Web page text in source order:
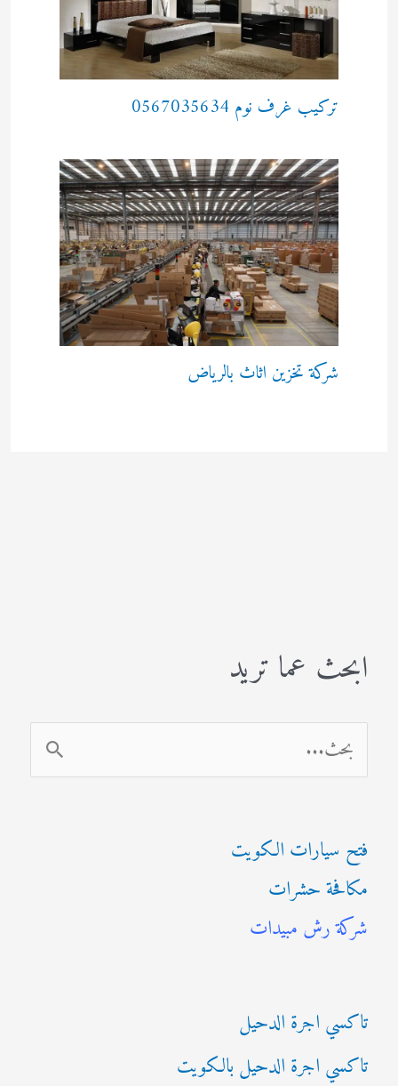
تركيب غرف نوم 0567035634
شركة تخزين اثاث بالرياض
ابحث عما تريد
ل
ح
ث
ع
:
فتح سيارات الكويت
مكافحة حشرات
شركة رش مبيدات
تاكسي اجرة الدحيل
تاكسي اجرة الدحيل بالكويت